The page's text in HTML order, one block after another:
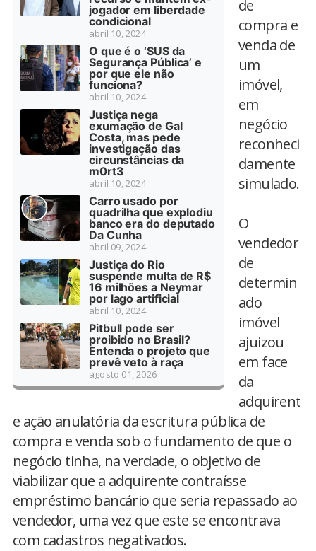
jogador em liberdade
condicional
abril 10, 2024
O que é o ‘SUS da
Segurança Pública’ e
por que ele não
funciona?
abril 10, 2024
Justiça nega
exumação de Gal
Costa, mas pede
investigação das
circunstâncias da
m0rt3
abril 10, 2024
Carro usado por
quadrilha que explodiu
banco era do deputado
Da Cunha
abril 09, 2024
Justiça do Rio
suspende multa de R$
16 milhões a Neymar
por lago artificial
abril 10, 2024
Pitbull pode ser
proibido no Brasil?
Entenda o projeto que
prevê veto à raça
agosto 01, 2026
de
compra e
venda de
um
imóvel,
em
negócio
reconheci
damente
simulado.
O
vendedor
de
determin
ado
imóvel
ajuizou
em face
da
adquirent
e ação anulatória da escritura pública de
compra e venda sob o fundamento de que o
negócio tinha, na verdade, o objetivo de
viabilizar que a adquirente contraísse
empréstimo bancário que seria repassado ao
vendedor, uma vez que este se encontrava
com cadastros negativados.